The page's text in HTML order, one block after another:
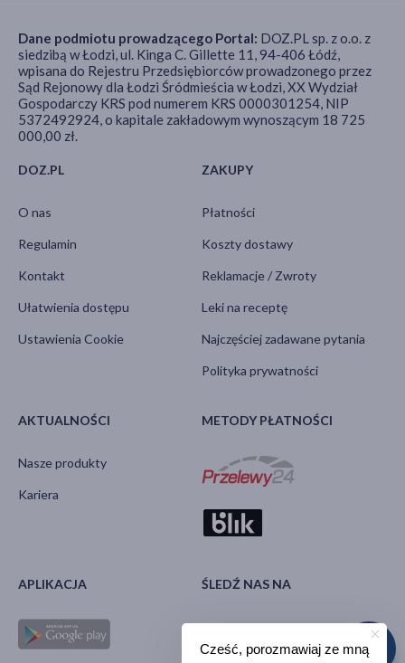
DOZ.PL
O nas
Regulamin
Kontakt
Ułatwienia dostępu
Ustawienia Cookie
ZAKUPY
Płatności
Koszty dostawy
Reklamacje / Zwroty
Leki na receptę
Najczęściej zadawane pytania
Polityka prywatności
AKTUALNOŚCI
Nasze produkty
Kariera
METODY PŁATNOŚCI
APLIKACJA ŚLEDŹ NAS NA
Dane podmiotu prowadzącego Portal: DOZ.PL sp. z o.o. z
siedzibą w Łodzi, ul. Kinga C. Gillette 11, 94-406 Łódź,
wpisana do Rejestru Przedsiębiorców prowadzonego przez
Sąd Rejonowy dla Łodzi Śródmieścia w Łodzi, XX Wydział
Gospodarczy KRS pod numerem KRS 0000301254, NIP
5372492924, o kapitale zakładowym wynoszącym 18 725
000,00 zł.
Cześć, porozmawiaj ze mną